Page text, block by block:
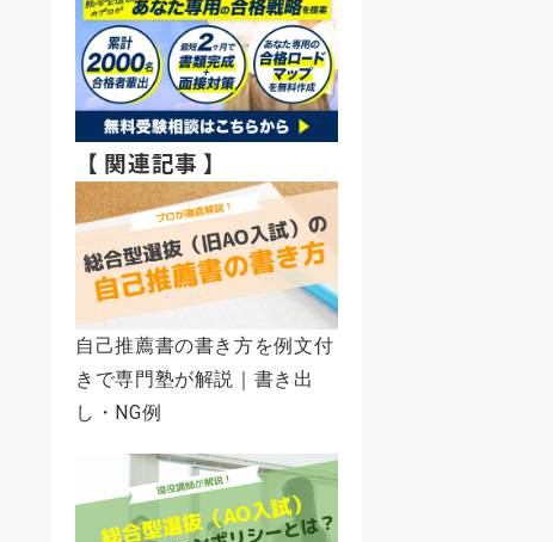
【 関連記事 】
自己推薦書の書き方を例文付
きで専門塾が解説｜書き出
し・NG例